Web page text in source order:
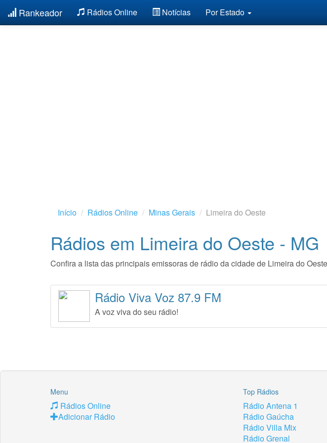
Rankeador Rádios Online Notícias Por Estado
Início Rádios Online Minas Gerais Limeira do Oeste
Rádios em Limeira do Oeste - MG
Confira a lista das principais emissoras de rádio da cidade de Limeira do
Rádio Viva Voz 87.9 FM
A voz viva do seu rádio!
Menu
Rádios Online
Adicionar Rádio
Top Rádios
Rádio Antena 1
Rádio Gaúcha
Rádio Villa Mix
Rádio Grenal